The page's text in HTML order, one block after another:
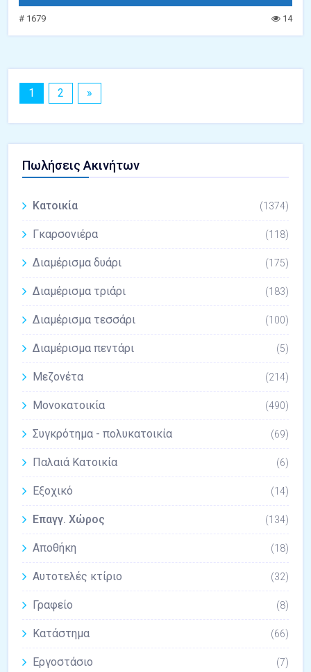
# 1679 14
1 2 »
Πωλήσεις Ακινήτων
Κατοικία (1374)
Γκαρσονιέρα (118)
Διαμέρισμα δυάρι (175)
Διαμέρισμα τριάρι (183)
Διαμέρισμα τεσσάρι (100)
Διαμέρισμα πεντάρι (5)
Μεζονέτα (214)
Μονοκατοικία (490)
Συγκρότημα - πολυκατοικία (69)
Παλαιά Κατοικία (6)
Εξοχικό (14)
Επαγγ. Χώρος (134)
Αποθήκη (18)
Αυτοτελές κτίριο (32)
Γραφείο (8)
Κατάστημα (66)
Εργοστάσιο (7)